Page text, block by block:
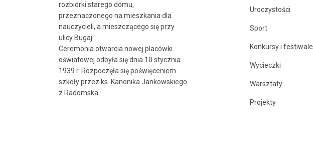
rozbiórki starego domu,
przeznaczonego na mieszkania dla
nauczycieli, a mieszczącego się przy
ulicy Bugaj.
Ceremonia otwarcia nowej placówki
oświatowej odbyła się dnia 10 stycznia
1939 r. Rozpoczęła się poświęceniem
szkoły przez ks. Kanonika Jankowskiego
z Radomska.
Uroczystości
Sport
Konkursy i festiwale
Wycieczki
Warsztaty
Projekty